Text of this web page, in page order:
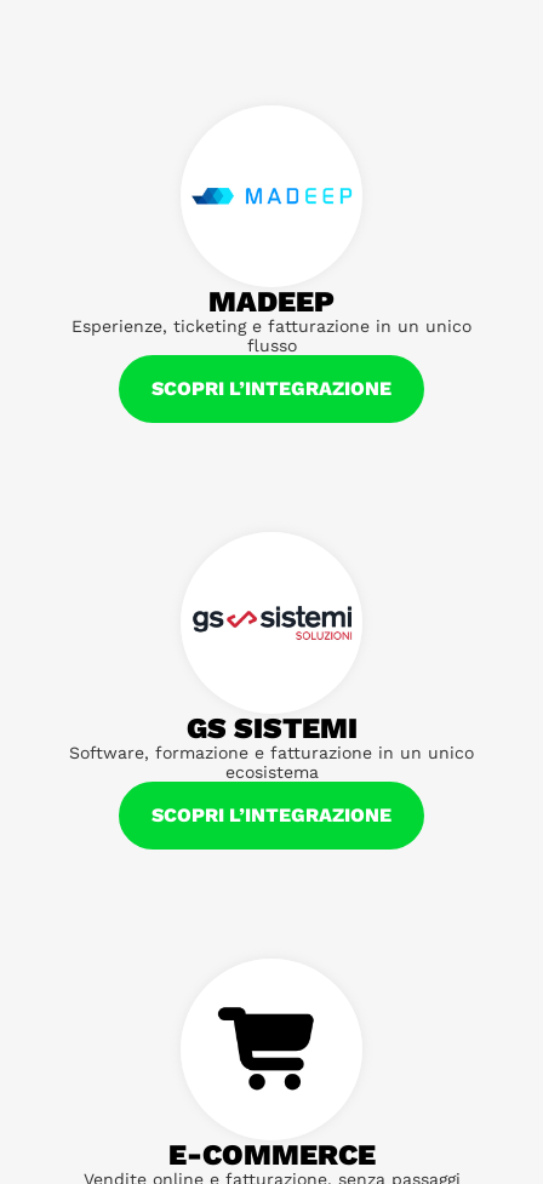
MADEEP
Esperienze, ticketing e fatturazione in un unico
flusso
SCOPRI L’INTEGRAZIONE
GS SISTEMI
Software, formazione e fatturazione in un unico
ecosistema
SCOPRI L’INTEGRAZIONE
E-COMMERCE
Vendite online e fatturazione, senza passaggi